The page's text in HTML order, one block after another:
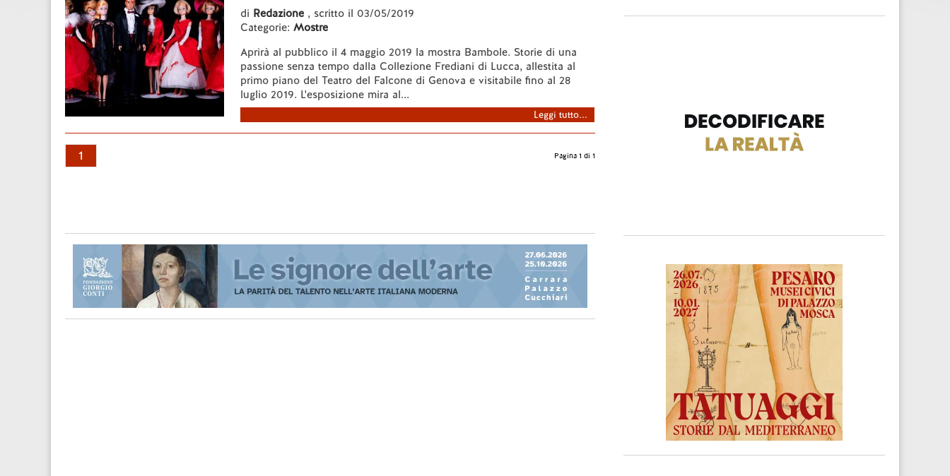
di Redazione , scritto il 03/05/2019
Categorie: Mostre
Aprirà al pubblico il 4 maggio 2019 la mostra Bambole. Storie di una
passione senza tempo dalla Collezione Frediani di Lucca, allestita al
primo piano del Teatro del Falcone di Genova e visitabile fino al 28
luglio 2019. L'esposizione mira al...
Leggi tutto...
1 Pagina 1 di 1